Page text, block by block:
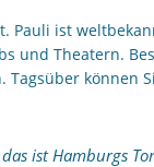
Pauli ist
und Theatern.
Tagsüber können
ist Hamburgs